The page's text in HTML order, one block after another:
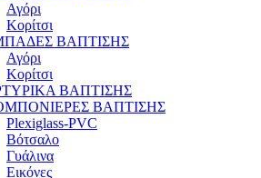
Αγόρι
Κορίτσι
ΒΑΠΤΙΣΗΣ
Αγόρι
Κορίτσι
ΒΑΠΤΙΣΗΣ
ΒΑΠΤΙΣΗΣ
Plexiglass-PVC
Βότσαλο
Γυάλινα
Εικόνες